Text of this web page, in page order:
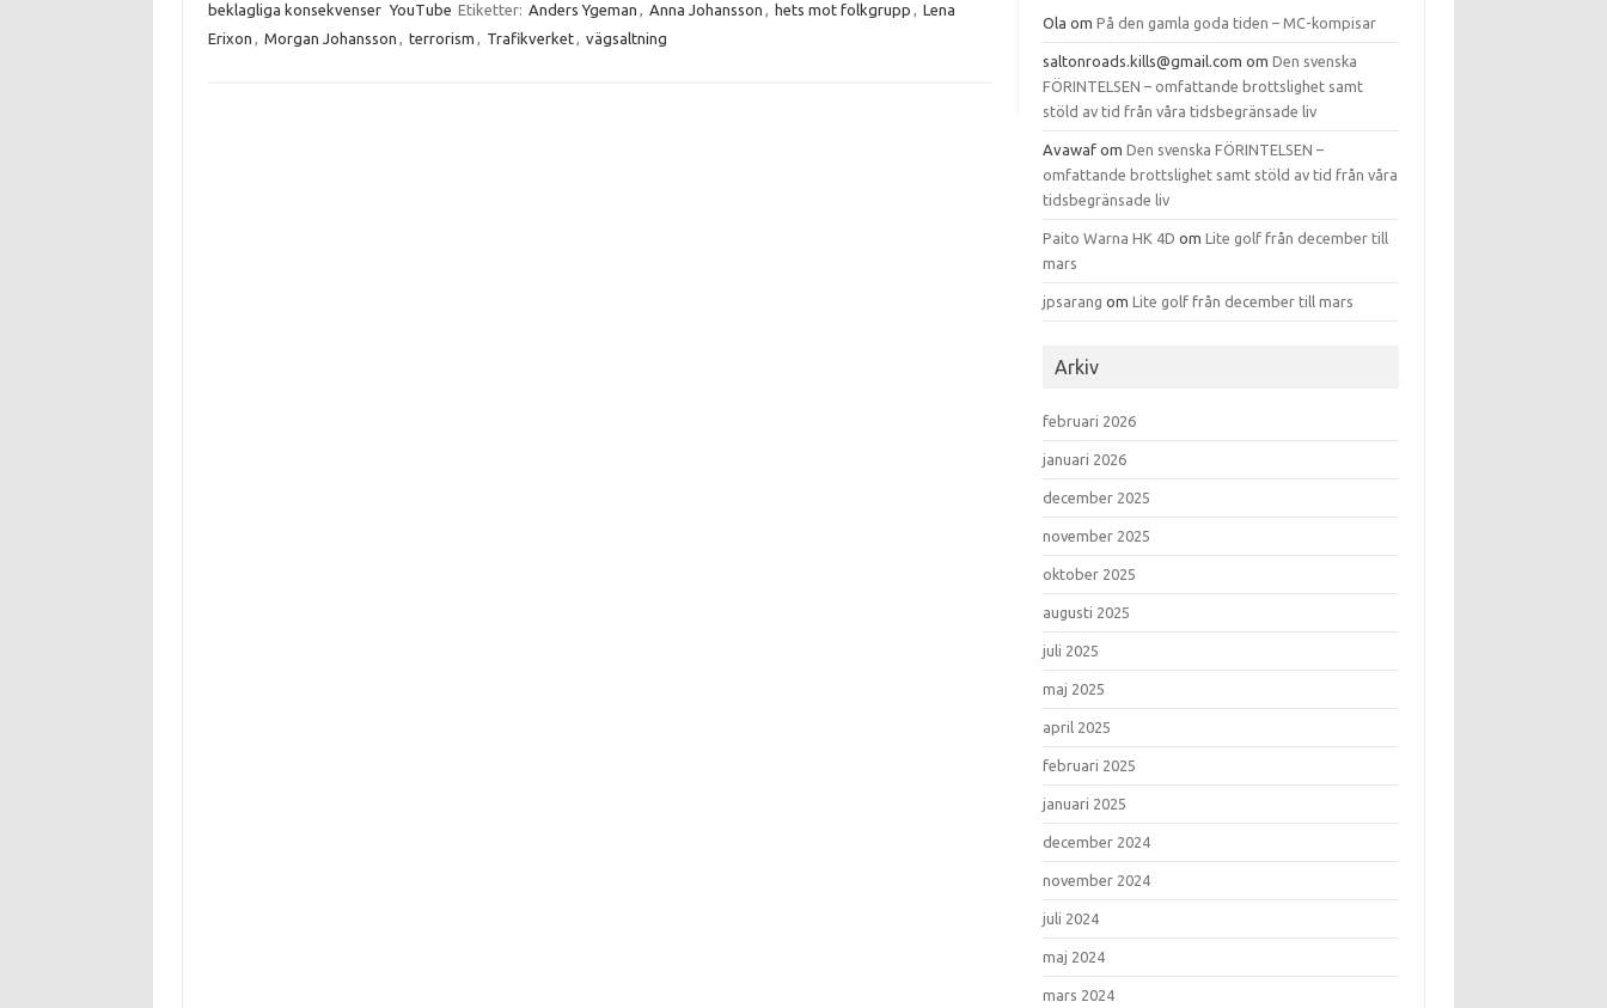
beklagliga konsekvenser YouTube Etiketter: Anders Ygeman , Anna Johansson , hets mot folkgrupp , Lena
Erixon , Morgan Johansson , terrorism , Trafikverket, vägsaltning
Ola omPå den gamla goda tiden – MC-kompisar
saltonroads.kills@gmail.com omDen svenska
FÖRINTELSEN – omfattande brottslighet samt
stöld av tid från våra tidsbegränsade liv
Avawaf omDen svenska FÖRINTELSEN –
omfattande brottslighet samt stöld av tid från våra
tidsbegränsade liv
Paito Warna HK 4D omLite golf från december till
mars
jpsarang omLite golf från december till mars
Arkiv
februari 2026
januari 2026
december 2025
november 2025
oktober 2025
augusti 2025
juli 2025
maj 2025
april 2025
februari 2025
januari 2025
december 2024
november 2024
juli 2024
maj 2024
mars 2024